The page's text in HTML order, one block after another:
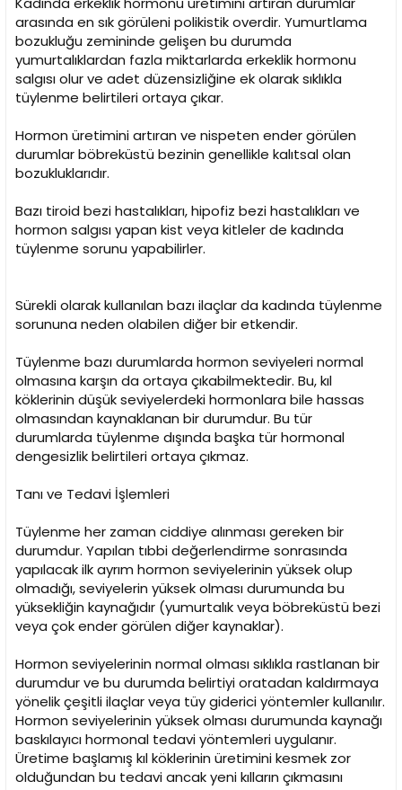
arasında en sık görüleni polikistik overdir. Yumurtlama
bozukluğu zemininde gelişen bu durumda
yumurtalıklardan fazla miktarlarda erkeklik hormonu
salgısı olur ve adet düzensizliğine ek olarak sıklıkla
tüylenme belirtileri ortaya çıkar.
Hormon üretimini artıran ve nispeten ender görülen
durumlar böbreküstü bezinin genellikle kalıtsal olan
bozukluklarıdır.
Bazı tiroid bezi hastalıkları, hipofiz bezi hastalıkları ve
hormon salgısı yapan kist veya kitleler de kadında
tüylenme sorunu yapabilirler.
Sürekli olarak kullanılan bazı ilaçlar da kadında tüylenme
sorununa neden olabilen diğer bir etkendir.
Tüylenme bazı durumlarda hormon seviyeleri normal
olmasına karşın da ortaya çıkabilmektedir. Bu, kıl
köklerinin düşük seviyelerdeki hormonlara bile hassas
olmasından kaynaklanan bir durumdur. Bu tür
durumlarda tüylenme dışında başka tür hormonal
dengesizlik belirtileri ortaya çıkmaz.
Tanı ve Tedavi İşlemleri
Tüylenme her zaman ciddiye alınması gereken bir
durumdur. Yapılan tıbbi değerlendirme sonrasında
yapılacak ilk ayrım hormon seviyelerinin yüksek olup
olmadığı, seviyelerin yüksek olması durumunda bu
yüksekliğin kaynağıdır (yumurtalık veya böbreküstü bezi
veya çok ender görülen diğer kaynaklar).
Hormon seviyelerinin normal olması sıklıkla rastlanan bir
durumdur ve bu durumda belirtiyi oratadan kaldırmaya
yönelik çeşitli ilaçlar veya tüy giderici yöntemler kullanılır.
Hormon seviyelerinin yüksek olması durumunda kaynağı
baskılayıcı hormonal tedavi yöntemleri uygulanır.
Üretime başlamış kıl köklerinin üretimini kesmek zor
olduğundan bu tedavi ancak yeni kılların çıkmasını